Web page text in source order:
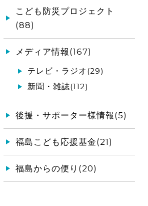
こども防災プロジェクト
(88)
メディア情報(167)
テレビ・ラジオ(29)
新聞・雑誌(112)
後援・サポーター様情報(5)
福島こども応援基金(21)
福島からの便り(20)